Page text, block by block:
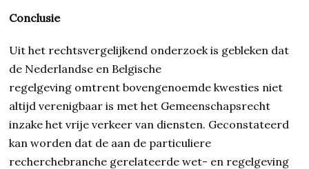
Conclusie
Uit het rechtsvergelijkend onderzoek is gebleken dat
de Nederlandse en Belgische
regelgeving omtrent bovengenoemde kwesties niet
altijd verenigbaar is met het Gemeenschapsrecht
inzake het vrije verkeer van diensten. Geconstateerd
kan worden dat de aan de particuliere
recherchebranche gerelateerde wet- en regelgeving